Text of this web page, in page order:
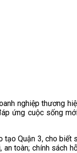
nghiệp thương
ứng cuộc sống
tạo Quận 3, cho
toàn; chính sách